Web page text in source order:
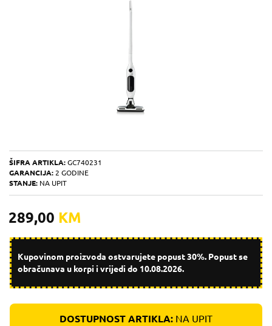
ŠIFRA ARTIKLA: GC740231
GARANCIJA: 2 GODINE
STANJE: NA UPIT
289,00 KM
Kupovinom proizvoda ostvarujete popust 30%. Popust se
obračunava u korpi i vrijedi do 10.08.2026.
DOSTUPNOST ARTIKLA: NA UPIT